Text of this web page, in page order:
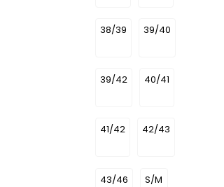
38/39 39/40
39/42 40/41
41/42 42/43
43/46 S/M